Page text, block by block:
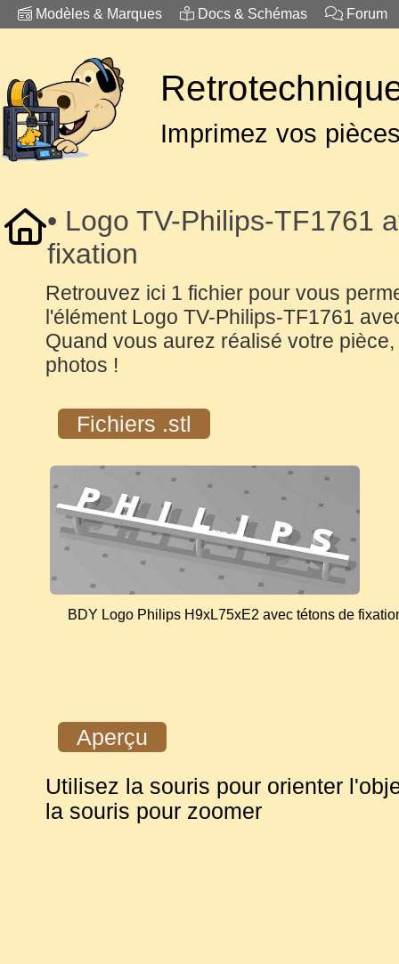
Modèles & Marques Docs & Schémas Forum
Imprimez vos
• Logo TV-Philips-TF1761
fixation
Retrouvez ici 1 fichier pour vous
l'élément Logo TV-Philips-TF1761
Quand vous aurez réalisé votre
photos !
Fichiers .stl
BDY Logo Philips H9xL75xE2 avec tétons de
Aperçu
Utilisez la souris pour orienter
la souris pour zoomer